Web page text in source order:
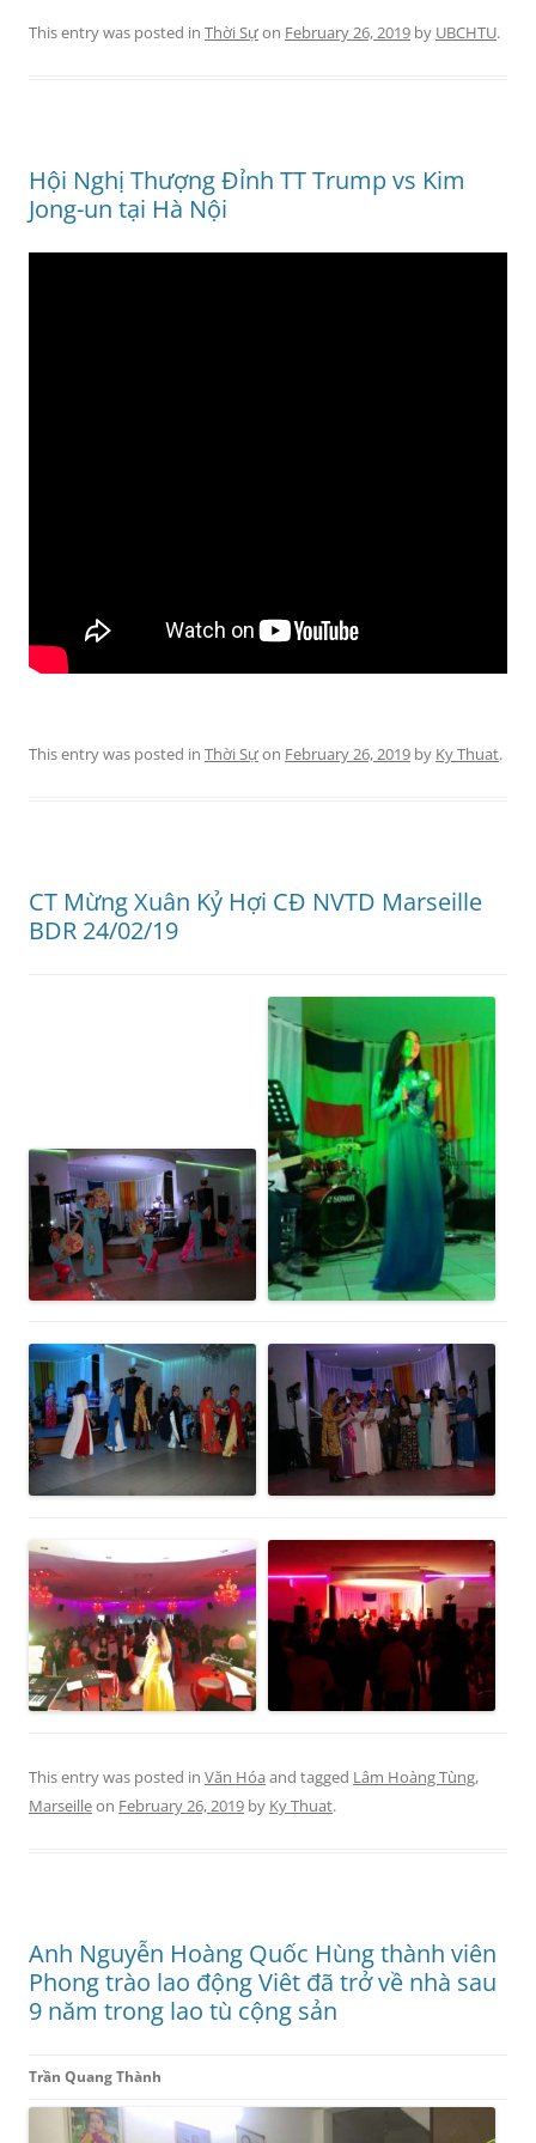
This entry was posted in Thời Sựon February 26, 2019 by UBCHTU.
Hội Nghị Thượng Đỉnh TT Trump vs Kim
Jong-un tại Hà Nội
This entry was posted in Thời Sựon February 26, 2019 by Ky Thuat.
CT Mừng Xuân Kỷ Hợi CĐ NVTD Marseille
BDR 24/02/19
This entry was posted in Văn Hóa and tagged Lâm Hoàng Tùng,
Marseilleon February 26, 2019 by Ky Thuat.
Anh Nguyễn Hoàng Quốc Hùng thành viên
Phong trào lao động Viêt đã trở về nhà sau
9 năm trong lao tù cộng sản
Trần Quang Thành